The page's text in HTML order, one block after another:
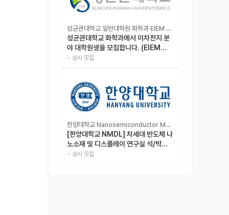
성균관대학교 일반대학원 화학과 EIEM Lab
성균관대학교 화학과에서 이차전지 분
야 대학원생을 모집합니다. (EIEM
Lab)
~ 상시 모집
한양대학교 Nanosemiconductor Materials & Display Laboratory
[한양대학교 NMDL] 차세대 반도체 나
노소재 및 디스플레이 연구실 석/박사/
인턴 모집
~ 상시 모집